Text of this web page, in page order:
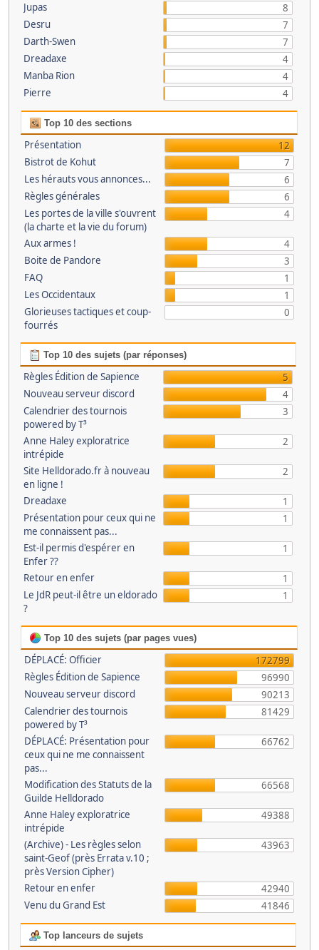
Jupas
8
Desru
7
Darth-Swen
7
Dreadaxe
4
Manba Rion
4
Pierre
4
Top 10 des sections
Présentation
12
Bistrot de Kohut
7
Les hérauts vous annonces...
6
Règles générales
6
Les portes de la ville s'ouvrent
(la charte et la vie du forum)
4
Aux armes !
4
Boite de Pandore
3
FAQ
1
Les Occidentaux
1
Glorieuses tactiques et coup-
fourrés
0
Top 10 des sujets (par réponses)
Règles Édition de Sapience
5
Nouveau serveur discord
4
Calendrier des tournois
powered by T³
3
Anne Haley exploratrice
intrépide
2
Site Helldorado.fr à nouveau
en ligne !
2
Dreadaxe
1
Présentation pour ceux qui ne
me connaissent pas...
1
Est-il permis d'espérer en
Enfer ??
1
Retour en enfer
1
Le JdR peut-il être un eldorado
?
1
Top 10 des sujets (par pages vues)
DÉPLACÉ: Officier
172799
Règles Édition de Sapience
96990
Nouveau serveur discord
90213
Calendrier des tournois
powered by T³
81429
DÉPLACÉ: Présentation pour
ceux qui ne me connaissent
pas...
66762
Modification des Statuts de la
Guilde Helldorado
66568
Anne Haley exploratrice
intrépide
49388
(Archive) - Les règles selon
saint-Geof (près Errata v.10 ;
près Version Cipher)
43963
Retour en enfer
42940
Venu du Grand Est
41846
Top lanceurs de sujets